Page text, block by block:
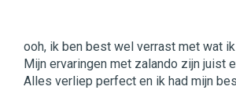
ooh, ik ben best wel verrast met wat
Mijn ervaringen met zalando zijn juist
Alles verliep perfect en ik had mijn